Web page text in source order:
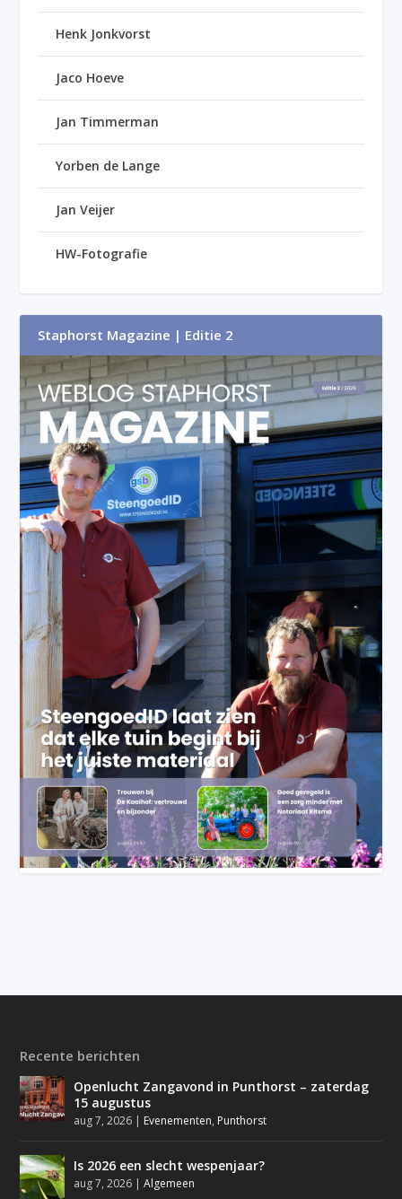
Henk Jonkvorst
Jaco Hoeve
Jan Timmerman
Yorben de Lange
Jan Veijer
HW-Fotografie
Staphorst Magazine | Editie 2
Recente berichten
Openlucht Zangavond in Punthorst – zaterdag
15 augustus
aug 7, 2026 | Evenementen, Punthorst
Is 2026 een slecht wespenjaar?
aug 7, 2026 |Algemeen